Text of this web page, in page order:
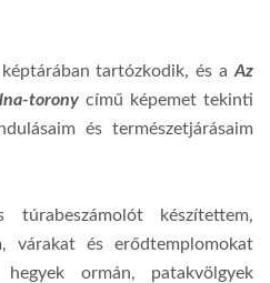
tartózkodik, és a Az
torony című képemet tekinti
és természetjárásaim
túrabeszámolót készítettem,
várakat és erődtemplomokat
ormán, patakvölgyek